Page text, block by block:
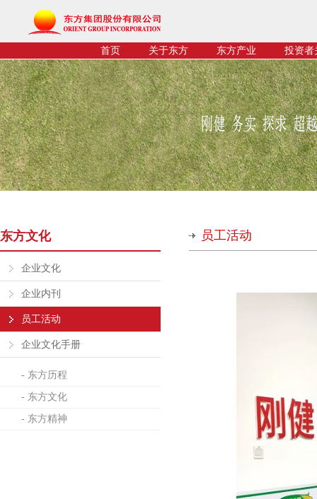
首页 关于东方 东方产业 投资者
东方文化
企业文化
企业内刊
员工活动
企业文化手册
- 东方历程
- 东方文化
- 东方精神
员工活动